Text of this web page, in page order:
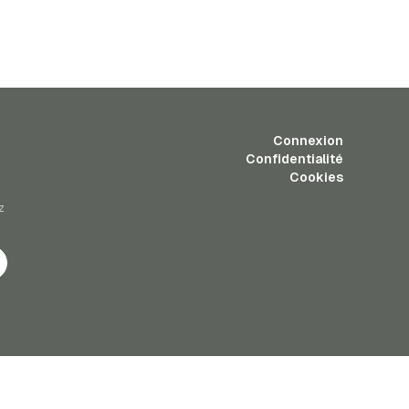
Connexion
Confidentialité
Cookies